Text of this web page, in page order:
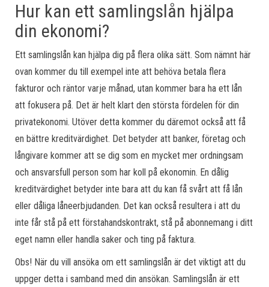
Hur kan ett samlingslån hjälpa
din ekonomi?
Ett samlingslån kan hjälpa dig på flera olika sätt. Som nämnt här
ovan kommer du till exempel inte att behöva betala flera
fakturor och räntor varje månad, utan kommer bara ha ett lån
att fokusera på. Det är helt klart den största fördelen för din
privatekonomi. Utöver detta kommer du däremot också att få
en bättre kreditvärdighet. Det betyder att banker, företag och
långivare kommer att se dig som en mycket mer ordningsam
och ansvarsfull person som har koll på ekonomin. En dålig
kreditvärdighet betyder inte bara att du kan få svårt att få lån
eller dåliga låneerbjudanden. Det kan också resultera i att du
inte får stå på ett förstahandskontrakt, stå på abonnemang i ditt
eget namn eller handla saker och ting på faktura.
Obs! När du vill ansöka om ett samlingslån är det viktigt att du
uppger detta i samband med din ansökan. Samlingslån är ett